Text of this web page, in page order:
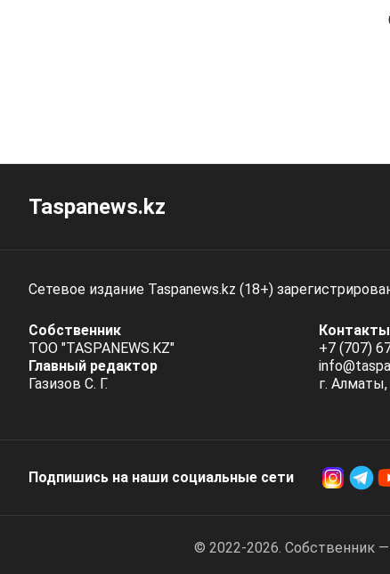
Taspanews.kz
Сетевое издание Taspanews.kz (18+)
Собственник
ТОО "TASPANEWS.KZ"
Главный редактор
Газизов С. Г.
Контакты
+7 (707)
г.
Подпишись на наши социальные cети
© 2022-2026. Собственник